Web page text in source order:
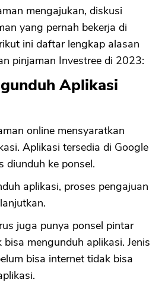
mengajukan, diskusi
yang pernah bekerja di
ini daftar lengkap alasan
pinjaman Investree di 2023:
Aplikasi
online mensyaratkan
Aplikasi tersedia di Google
diunduh ke ponsel.
aplikasi, proses pengajuan
juga punya ponsel pintar
mengunduh aplikasi. Jenis
bisa internet tidak bisa